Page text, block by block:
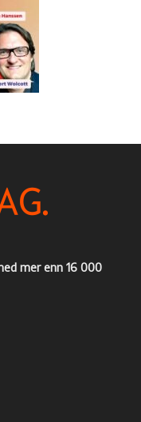
mer enn 16 000